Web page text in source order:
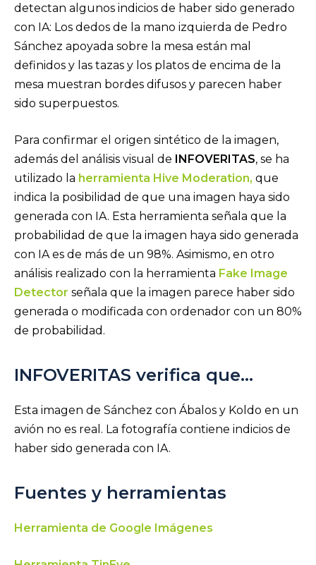
detectan algunos indicios de haber sido generado
con IA: Los dedos de la mano izquierda de Pedro
Sánchez apoyada sobre la mesa están mal
definidos y las tazas y los platos de encima de la
mesa muestran bordes difusos y parecen haber
sido superpuestos.
Para confirmar el origen sintético de la imagen,
además del análisis visual de INFOVERITAS, se ha
utilizado la herramienta Hive Moderation, que
indica la posibilidad de que una imagen haya sido
generada con IA. Esta herramienta señala que la
probabilidad de que la imagen haya sido generada
con IA es de más de un 98%. Asimismo, en otro
análisis realizado con la herramienta Fake Image
Detector señala que la imagen parece haber sido
generada o modificada con ordenador con un 80%
de probabilidad.
INFOVERITAS verifica que…
Esta imagen de Sánchez con Ábalos y Koldo en un
avión no es real. La fotografía contiene indicios de
haber sido generada con IA.
Fuentes y herramientas
Herramienta de Google Imágenes